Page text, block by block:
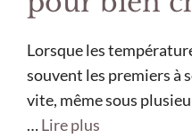
Lorsque les
souvent les premiers à
vite, même sous
…Lire plus